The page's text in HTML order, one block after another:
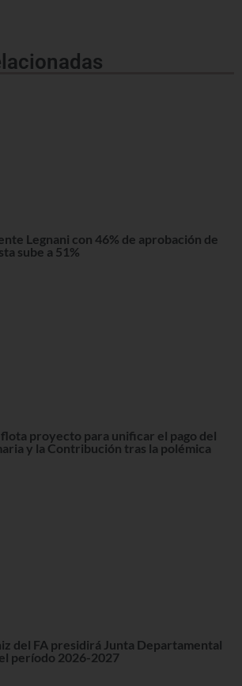
Legnani con 46% de aprobación de
sube a 51%
proyecto para unificar el pago del
y la Contribución tras la polémica
del FA presidirá Junta Departamental
período 2026-2027